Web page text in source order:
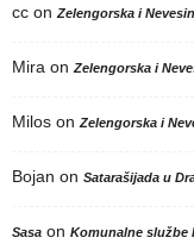
cc onZelengorska i
Mira onZelengorska i
Milos onZelengorska i
Bojan on Satarašijada u
Sasa on Komunalne službe